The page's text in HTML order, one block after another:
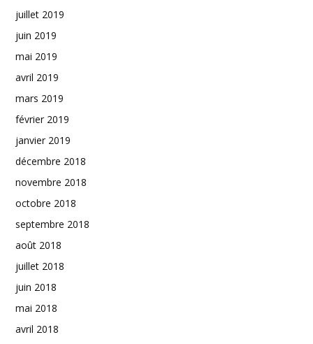
juillet 2019
juin 2019
mai 2019
avril 2019
mars 2019
février 2019
janvier 2019
décembre 2018
novembre 2018
octobre 2018
septembre 2018
août 2018
juillet 2018
juin 2018
mai 2018
avril 2018